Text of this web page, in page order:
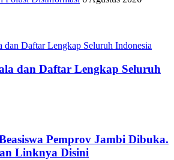
dan Daftar Lengkap Seluruh
Pemprov Jambi Dibuka.
Linknya Disini